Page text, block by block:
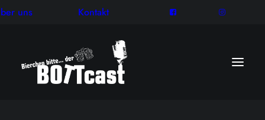
uns Kontakt